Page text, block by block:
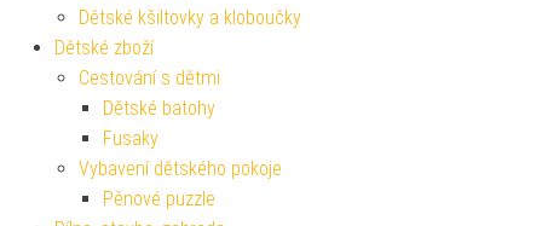
Dětské kšiltovky a kloboučky
Dětské zboží
Cestování s dětmi
Dětské batohy
Fusaky
Vybavení dětského pokoje
Pěnové puzzle